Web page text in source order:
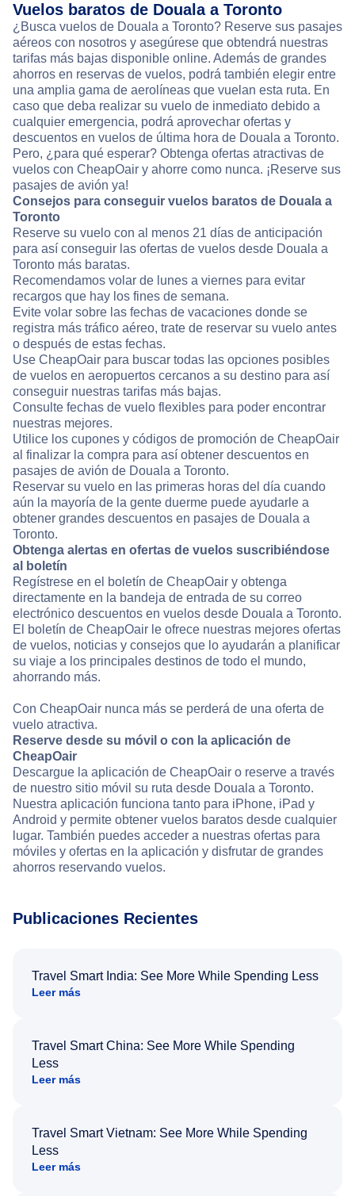
Vuelos baratos de Douala a Toronto
¿Busca vuelos de Douala a Toronto? Reserve sus pasajes
aéreos con nosotros y asegúrese que obtendrá nuestras
tarifas más bajas disponible online. Además de grandes
ahorros en reservas de vuelos, podrá también elegir entre
una amplia gama de aerolíneas que vuelan esta ruta. En
caso que deba realizar su vuelo de inmediato debido a
cualquier emergencia, podrá aprovechar ofertas y
descuentos en vuelos de última hora de Douala a Toronto.
Pero, ¿para qué esperar? Obtenga ofertas atractivas de
vuelos con CheapOair y ahorre como nunca. ¡Reserve sus
pasajes de avión ya!
Consejos para conseguir vuelos baratos de Douala a
Toronto
Reserve su vuelo con al menos 21 días de anticipación
para así conseguir las ofertas de vuelos desde Douala a
Toronto más baratas.
Recomendamos volar de lunes a viernes para evitar
recargos que hay los fines de semana.
Evite volar sobre las fechas de vacaciones donde se
registra más tráfico aéreo, trate de reservar su vuelo antes
o después de estas fechas.
Use CheapOair para buscar todas las opciones posibles
de vuelos en aeropuertos cercanos a su destino para así
conseguir nuestras tarifas más bajas.
Consulte fechas de vuelo flexibles para poder encontrar
nuestras mejores.
Utilice los cupones y códigos de promoción de CheapOair
al finalizar la compra para así obtener descuentos en
pasajes de avión de Douala a Toronto.
Reservar su vuelo en las primeras horas del día cuando
aún la mayoría de la gente duerme puede ayudarle a
obtener grandes descuentos en pasajes de Douala a
Toronto.
Obtenga alertas en ofertas de vuelos suscribiéndose
al boletín
Regístrese en el boletín de CheapOair y obtenga
directamente en la bandeja de entrada de su correo
electrónico descuentos en vuelos desde Douala a Toronto.
El boletín de CheapOair le ofrece nuestras mejores ofertas
de vuelos, noticias y consejos que lo ayudarán a planificar
su viaje a los principales destinos de todo el mundo,
ahorrando más.
Con CheapOair nunca más se perderá de una oferta de
vuelo atractiva.
Reserve desde su móvil o con la aplicación de
CheapOair
Descargue la aplicación de CheapOair o reserve a través
de nuestro sitio móvil su ruta desde Douala a Toronto.
Nuestra aplicación funciona tanto para iPhone, iPad y
Android y permite obtener vuelos baratos desde cualquier
lugar. También puedes acceder a nuestras ofertas para
móviles y ofertas en la aplicación y disfrutar de grandes
ahorros reservando vuelos.
Publicaciones Recientes
Travel Smart India: See More While Spending Less
Leer más
Travel Smart China: See More While Spending
Less
Leer más
Travel Smart Vietnam: See More While Spending
Less
Leer más